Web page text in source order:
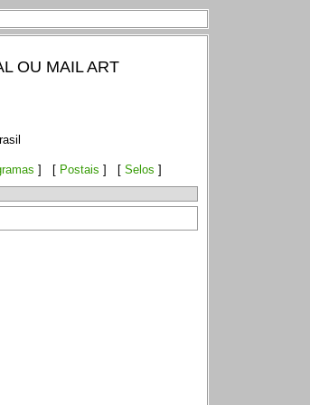
OU MAIL ART
] [ Postais ] [ Selos ]